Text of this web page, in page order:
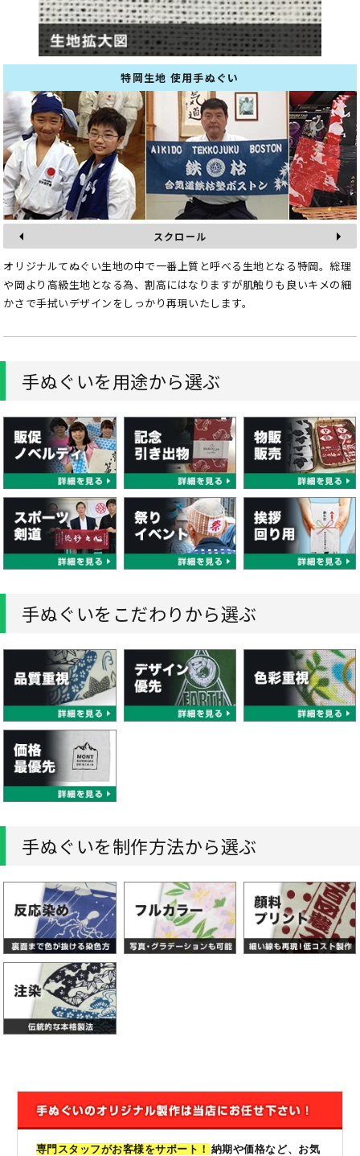
特岡生地 使用手ぬぐい
スクロール
オリジナルてぬぐい生地の中で一番上質と呼べる生地となる特岡。総理
や岡より高級生地となる為、割高にはなりますが肌触りも良いキメの細
かさで手拭いデザインをしっかり再現いたします。
手ぬぐいを用途から選ぶ
手ぬぐいをこだわりから選ぶ
手ぬぐいを制作方法から選ぶ
専門スタッフがお客様をサポート！ 納期や価格など、お気